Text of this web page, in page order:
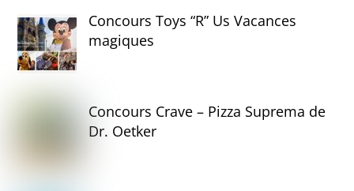
Concours Toys “R” Us Vacances
magiques
Concours Crave – Pizza Suprema de
Dr. Oetker